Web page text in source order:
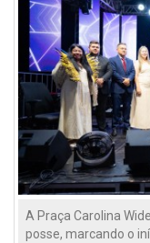
A Praça Carolina
posse, marcando o